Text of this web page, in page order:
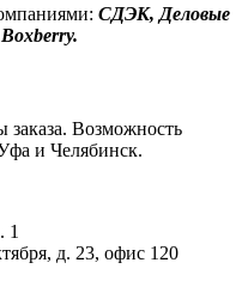
СДЭК, Деловые
заказа. Возможность
и Челябинск.
1
д. 23, офис 120